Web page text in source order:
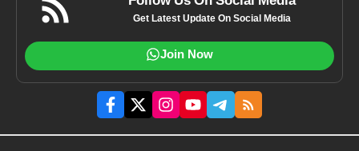
Get Latest Update On Social Media
Join Now